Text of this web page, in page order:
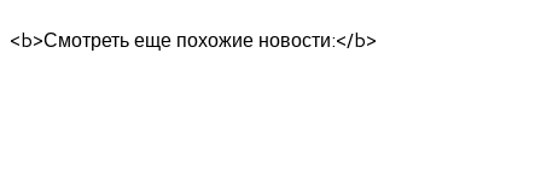
<b>Смотреть еще похожие новости:</b>